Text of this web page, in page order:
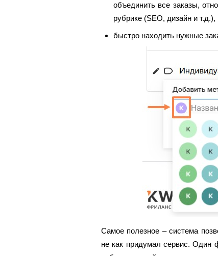
объединить все заказы,
рубрике (SEO, дизайн и т.д.),
быстро находить нужные
Самое полезное – система
не как придумал сервис. Один